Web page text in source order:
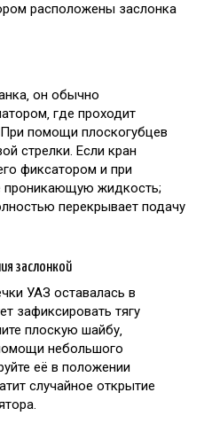
расположены заслонка
он обычно
где проходит
помощи плоскогубцев
стрелки. Если кран
фиксатором и при
проникающую жидкость;
перекрывает подачу
заслонкой
УАЗ оставалась в
зафиксировать тягу
плоскую шайбу‚
небольшого
её в положении
случайное открытие